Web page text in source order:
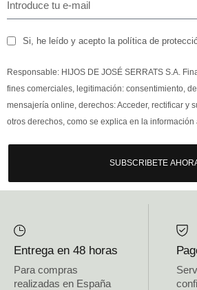
Si, he leído y acepto la política de
Responsable: HIJOS DE JOSÉ SERRATS S.A.
fines comerciales, legitimación: consentimiento,
mensajería online, derechos: Acceder, rectificar y
otros derechos, como se explica en la información
SUBSCRIBETE
Entrega en 48 horas
Para compras
realizadas en España